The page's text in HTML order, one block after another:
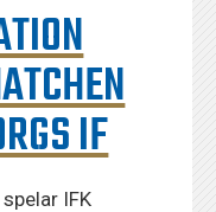
IF
IFK